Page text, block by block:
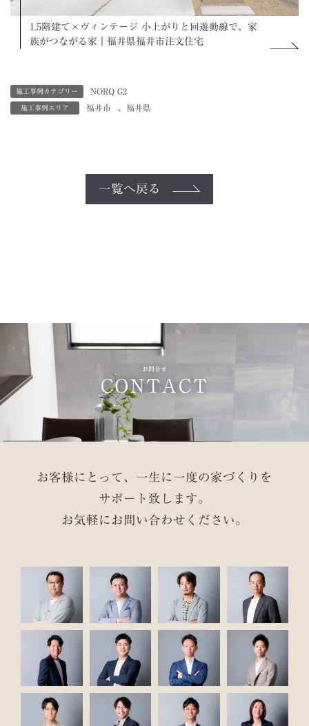
1.5階建て×ヴィンテージ 小上がりと回遊動線で、家
族がつながる家｜福井県福井市注文住宅
施工事例カテゴリー NORQ G2
施工事例エリア 福井市 、 福井県
一覧へ戻る
お問合せ
CONTACT
お客様にとって、一生に一度の家づくりを
サポート致します。
お気軽にお問い合わせください。